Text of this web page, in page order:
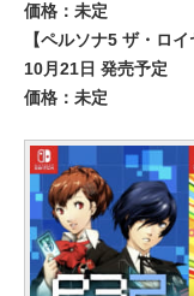
価格：未定
【ペルソナ5 ザ・ロイ
10月21日 発売予定
価格：未定